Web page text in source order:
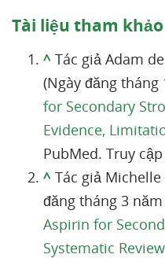
Tài liệu tham khảo
^ Tác giả Adam
(Ngày đăng tháng
for Secondary
Evidence,
PubMed. Truy
^ Tác giả
đăng tháng 3 năm
Aspirin for
Systematic